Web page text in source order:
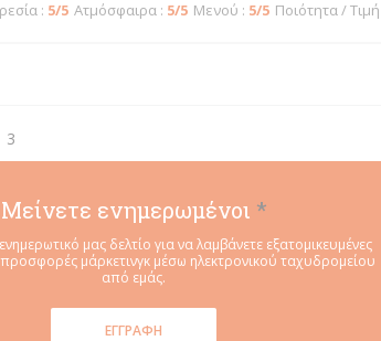
: 5/5 Ατμόσφαιρα : 5/5 Μενού : 5/5 Ποιότητα / Τιμή
3
Μείνετε ενημερωμένοι *
μας δελτίο για να λαμβάνετε εξατομικευμένες
προσφορές μάρκετινγκ μέσω ηλεκτρονικού ταχυδρομείου
από εμάς.
ΕΓΓΡΑΦΉ